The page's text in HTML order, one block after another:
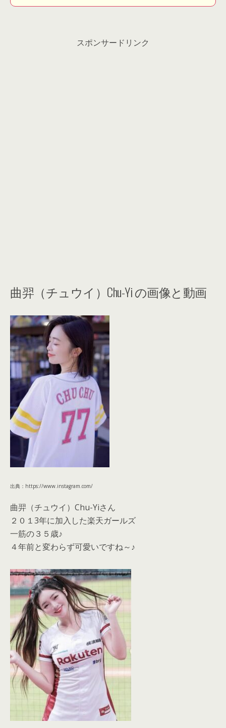
スポンサードリンク
曲羿（チュウイ）Chu-Yi の画像と動画
出典：https://www.instagram.com/
曲羿（チュウイ）Chu-Yiさん
２０１3年に加入した楽天ガールズ
一筋の３５歳♪
４年前と変わらず可愛いですね～♪